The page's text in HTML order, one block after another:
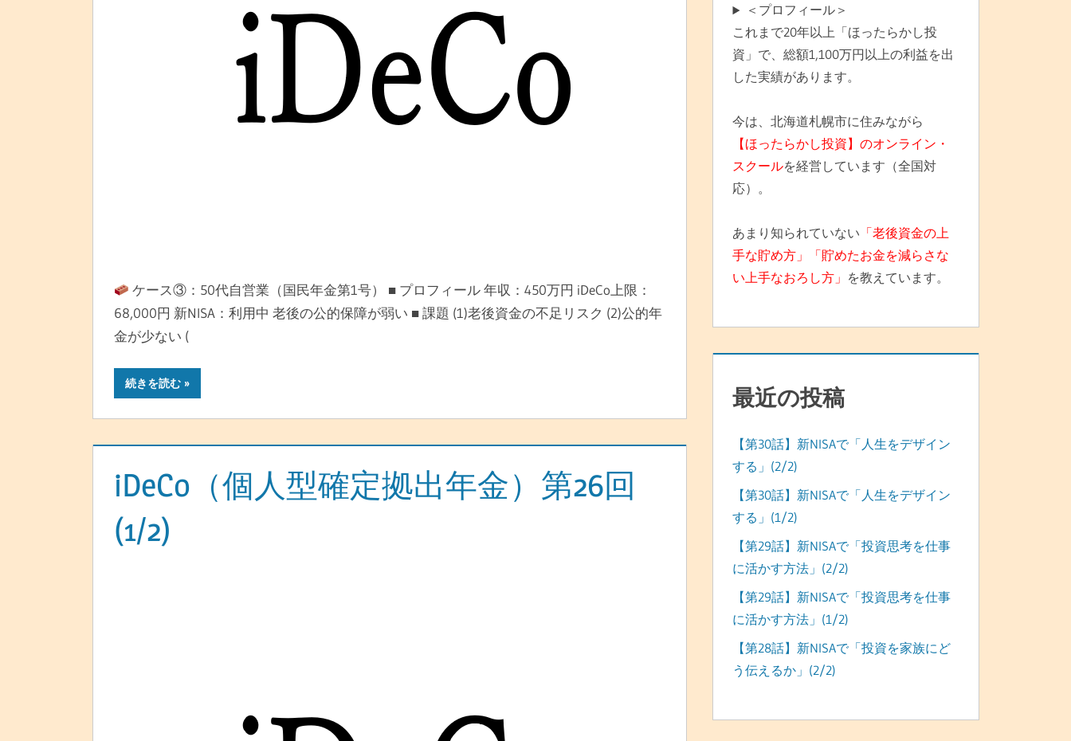
ケース③：50代自営業（国民年金第1号） ■ プロフィール 年収：450万円 iDeCo上限：
68,000円 新NISA：利用中 老後の公的保障が弱い ■ 課題 (1)老後資金の不足リスク (2)公的年
金が少ない (
続きを読む
iDeCo（個人型確定拠出年金）第26回
(1/2)
＜プロフィール＞
これまで20年以上「ほったらかし投
資」で、総額1,100万円以上の利益を出
した実績があります。
今は、北海道札幌市に住みながら
【ほったらかし投資】のオンライン・
スクールを経営しています（全国対
応）。
あまり知られていない 「老後資金の上
手な貯め方」「貯めたお金を減らさな
い上手なおろし方」 を教えています。
最近の投稿
【第30話】新NISAで「人生をデザイン
する」(2/2)
【第30話】新NISAで「人生をデザイン
する」(1/2)
【第29話】新NISAで「投資思考を仕事
に活かす方法」(2/2)
【第29話】新NISAで「投資思考を仕事
に活かす方法」(1/2)
【第28話】新NISAで「投資を家族にど
う伝えるか」(2/2)